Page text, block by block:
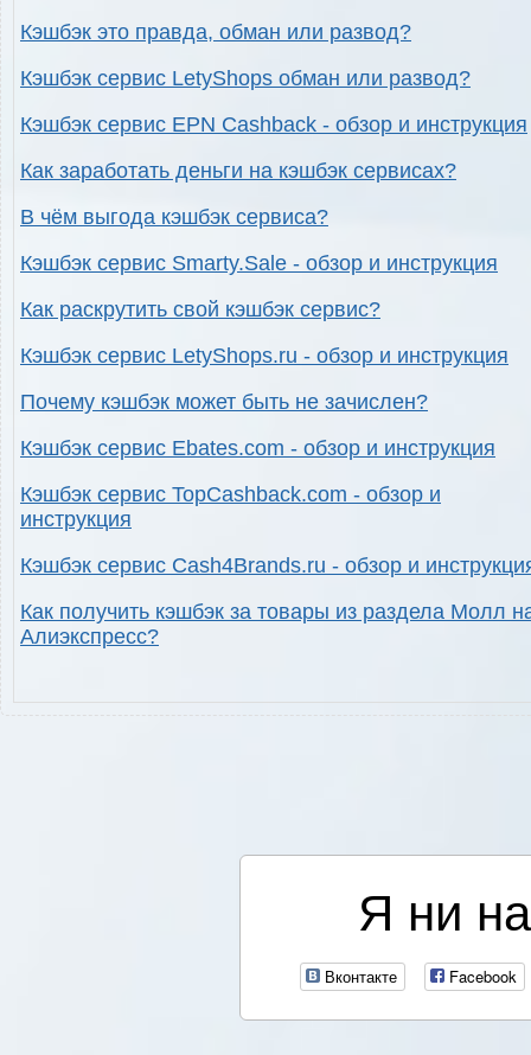
Кэшбэк это правда, обман или развод?
Кэшбэк сервис LetyShops обман или развод?
Кэшбэк сервис EPN Cashback - обзор и инструкция
Как заработать деньги на кэшбэк сервисах?
В чём выгода кэшбэк сервиса?
Кэшбэк сервис Smarty.Sale - обзор и инструкция
Как раскрутить свой кэшбэк сервис?
Кэшбэк сервис LetyShops.ru - обзор и инструкция
Почему кэшбэк может быть не зачислен?
Кэшбэк сервис Ebates.com - обзор и инструкция
Кэшбэк сервис TopCashback.com - обзор и
инструкция
Кэшбэк сервис Cash4Brands.ru - обзор и
Как получить кэшбэк за товары из раздела Молл
Алиэкспресс?
Я ни
Вконтакте Facebook